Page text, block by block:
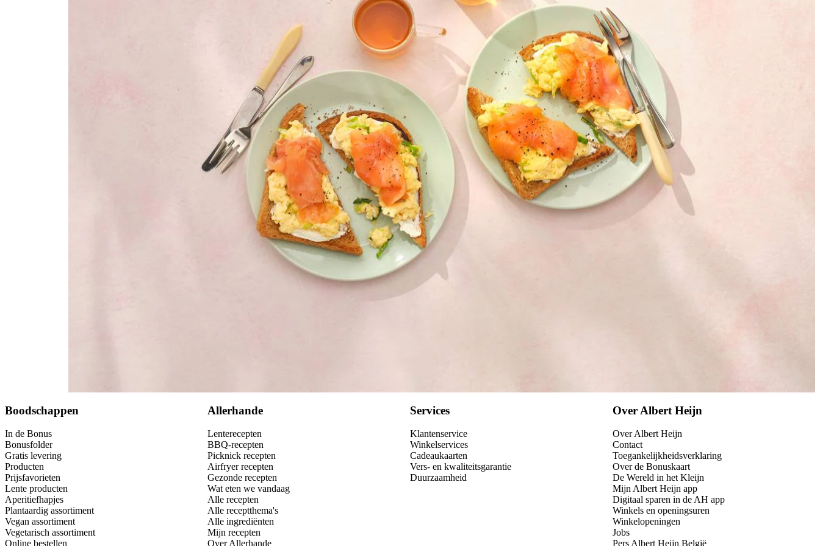
Kies producten
Wat vond je van dit recept?
Boodschappen
In de Bonus
Bonusfolder
Gratis levering
Producten
Prijsfavorieten
Lente producten
Aperitiefhapjes
Plantaardig assortiment
Vegan assortiment
Vegetarisch assortiment
Online bestellen
Allerhande
Lenterecepten
BBQ-recepten
Picknick recepten
Airfryer recepten
Gezonde recepten
Wat eten we vandaag
Alle recepten
Alle receptthema's
Alle ingrediënten
Mijn recepten
Over Allerhande
Services
Klantenservice
Winkelservices
Cadeaukaarten
Vers- en kwaliteitsgarantie
Duurzaamheid
Over Albert Heijn
Over Albert Heijn
Contact
Toegankelijkheidsverklaring
Over de Bonuskaart
De Wereld in het Kleijn
Mijn Albert Heijn app
Digitaal sparen in de AH app
Winkels en openingsuren
Winkelopeningen
Jobs
Pers Albert Heijn België